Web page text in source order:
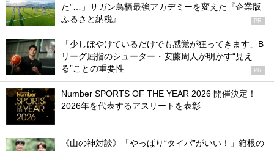
た”…」サガン鳥栖最強アカデミーを変えた『企業版
ふるさと納税』
PR
「少しぼやけているだけでも感覚が狂ってきます」B
リーグ屈指のシューター・安藤周人が明かす“見え
る”ことの重要性
PR
Number SPORTS OF THE YEAR 2026 開催決定！
2026年を代表するアスリートを表彰
《山の神対談》「やっぱり“タイパ”がいい！」箱根の